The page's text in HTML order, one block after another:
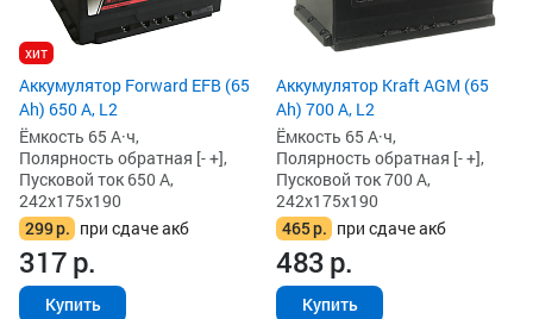
хит
Аккумулятор Forward EFB (65
Ah) 650 А, L2
Ёмкость 65 А·ч,
Полярность обратная [- +],
Пусковой ток 650 А,
242x175x190
299р. при сдаче акб
317р.
Купить
Аккумулятор Kraft AGM (65
Ah) 700 А, L2
Ёмкость 65 А·ч,
Полярность обратная [- +],
Пусковой ток 700 А,
242x175x190
465р. при сдаче акб
483р.
Купить